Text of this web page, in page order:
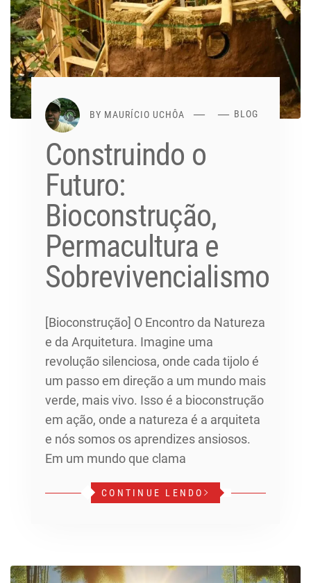
BY MAURÍCIO UCHÔA BLOG
Construindo o
Futuro:
Bioconstrução,
Permacultura e
Sobrevivencialismo
[Bioconstrução] O Encontro da Natureza
e da Arquitetura. Imagine uma
revolução silenciosa, onde cada tijolo é
um passo em direção a um mundo mais
verde, mais vivo. Isso é a bioconstrução
em ação, onde a natureza é a arquiteta
e nós somos os aprendizes ansiosos.
Em um mundo que clama
CONTINUE LENDO